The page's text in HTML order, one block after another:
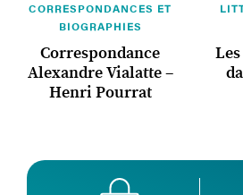
CORRESPONDANCES ET
BIOGRAPHIES
Correspondance
Alexandre Vialatte –
Henri Pourrat